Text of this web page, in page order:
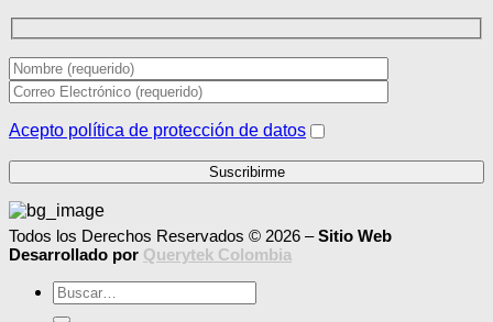
Acepto política de protección de datos
Todos los Derechos Reservados © 2026 –Sitio Web
Desarrollado por Querytek Colombia
Buscar
por: